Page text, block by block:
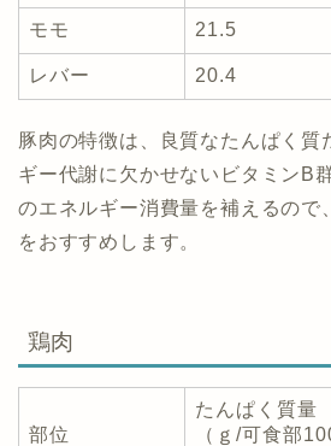
モモ 21.5
レバー 20.4
豚肉の特徴は、良質なたんぱく質
ギー代謝に欠かせないビタミンB
のエネルギー消費量を補えるので
をおすすめします。
鶏肉
部位
たんぱく質量
（ｇ/可食部